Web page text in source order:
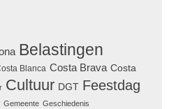
Belastingen
Blanca Costa Brava Costa
Cultuur DGT Feestdag
Gemeente Geschiedenis